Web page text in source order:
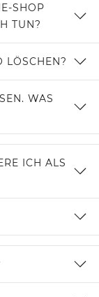
SHOP
TUN?
LÖSCHEN?
WAS
ICH ALS